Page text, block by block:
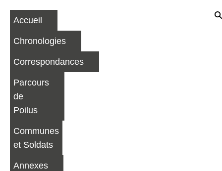
Accueil
Chronologies
Correspondances
Parcours
de
Poilus
Communes
et Soldats
Annexes